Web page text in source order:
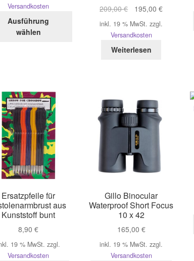
Versandkosten
Ausführung
wählen
Produktseite
209,00€
Ursprünglicher
Preis
war:
195,00 €Aktueller
inkl. 19 % MwSt. zzgl.
Versandkosten
Weiterlesen
Ersatzpfeile für
aus
Kunststoff bunt
8,90€
19 % MwSt. zzgl.
Versandkosten
Gillo Binocular
Waterproof Short Focus
10 x 42
165,00 €
inkl. 19 % MwSt. zzgl.
Versandkosten